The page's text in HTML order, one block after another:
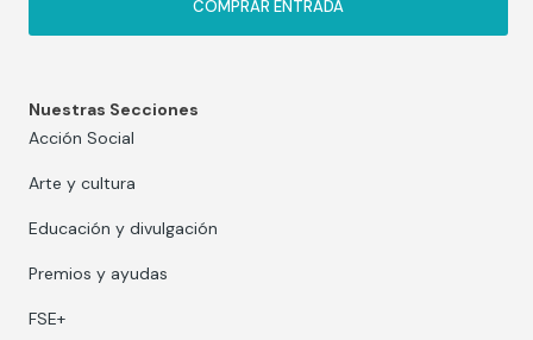
COMPRAR ENTRADA
Nuestras Secciones
Acción Social
Arte y cultura
Educación y divulgación
Premios y ayudas
FSE+